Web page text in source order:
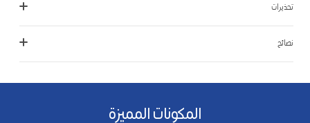
تحذيرات
نصائح
المكونات المميزة